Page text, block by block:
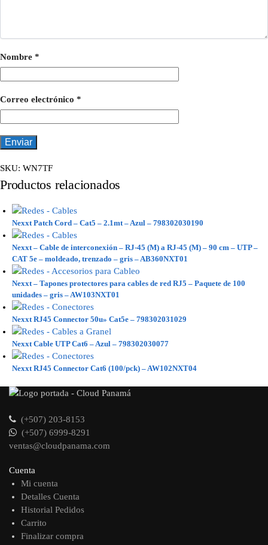
Nombre *
Correo electrónico *
SKU: WN7TF
Productos relacionados
Nexxt Patch Cord – Cat5 – 2.1mt – Azul – 798302030190
Nexxt – Cable de interconexión – RJ-45 (M) a RJ-45 (M) – 90 cm – UTP –
CAT 5e – moldeado, trenzado – gris – AB360NXT01
Nexxt – Tapones protectores para cables de red RJ5 – Paquete de 100
unidades – gris – AW103NXT01
Nexxt RJ45 Connector 50u» Cat5e – 798302031029
Nexxt Cable UTP Cat6 – Azul – 798302030077
Nexxt RJ45 Connector Cat6 (100/pck) – AW102NXT04
(+507) 203-8153
(+507) 6999-8291
ventas@cloudpanama.com
Cuenta
Mi cuenta
Detalles Cuenta
Historial Pedidos
Carrito
Finalizar compra